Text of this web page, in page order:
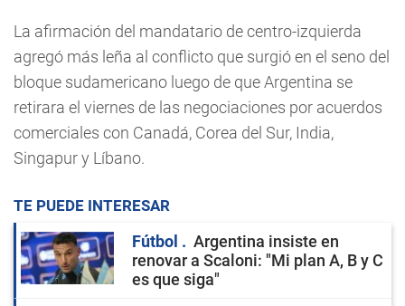
La afirmación del mandatario de centro-izquierda
agregó más leña al conflicto que surgió en el seno del
bloque sudamericano luego de que Argentina se
retirara el viernes de las negociaciones por acuerdos
comerciales con Canadá, Corea del Sur, India,
Singapur y Líbano.
TE PUEDE INTERESAR
Fútbol
Argentina insiste en
renovar a Scaloni: "Mi plan A, B y C
es que siga"